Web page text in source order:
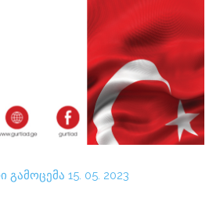
გამოცემა 15. 05. 2023